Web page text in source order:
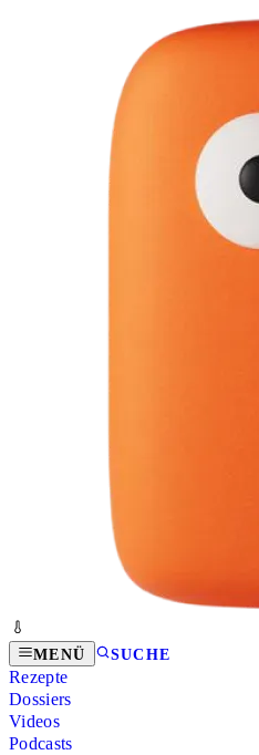
MENÜ SUCHE
Rezepte
Dossiers
Videos
Podcasts